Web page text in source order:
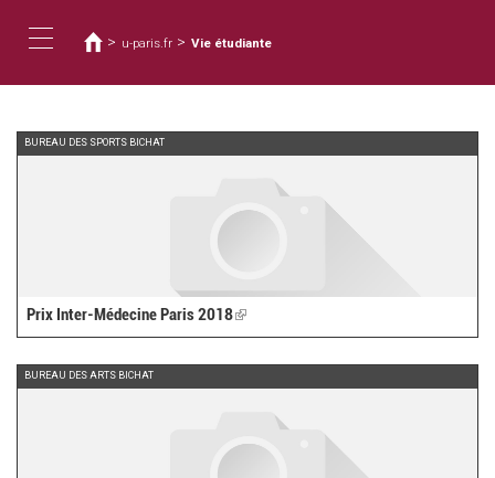
contenido
navigation
está
aquí
> u-paris.fr > Vie étudiante
BUREAU DES SPORTS BICHAT
Prix Inter-Médecine Paris 2018(link
is
BUREAU DES ARTS BICHAT